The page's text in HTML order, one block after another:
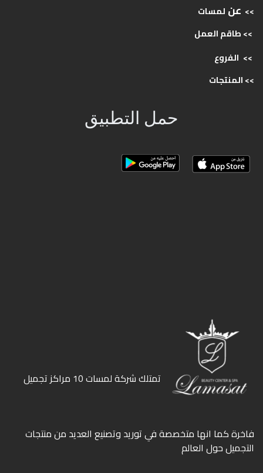
>> عن لمسات
>> طاقمالعمل
>> الفروع
>>المنتجات
حمل التطبيق
ﺗﻤﺘﻠﻚ ﺷﺮﻛﺔ ﻟﻤﺴﺎت 10 ﻣﺮاﻛﺰ ﺗﺠﻤﻴﻞ
ﻓﺎﺧﺮة كما انها ﻣﺘﺨﺼﺼﺔ ﻓﻲ ﺗﻮرﻳﺪ وﺗﺼﻨﻴﻊ اﻟﻌﺪﻳﺪ ﻣﻦ ﻣﻨﺘﺠﺎت
اﻟﺘﺠﻤﻴﻞ ﺣﻮل اﻟﻌﺎﻟﻢ